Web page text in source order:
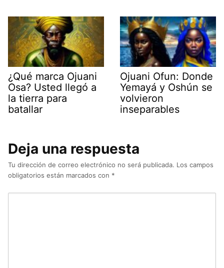
¿Qué marca Ojuani
Osa? Usted llegó a
la tierra para
batallar
Ojuani Ofun: Donde
Yemayá y Oshún se
volvieron
inseparables
Deja una respuesta
Tu dirección de correo electrónico no será publicada. Los campos
obligatorios están marcados con *